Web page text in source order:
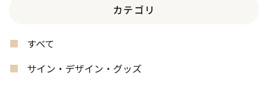
カテゴリ
すべて
サイン・デザイン・グッズ